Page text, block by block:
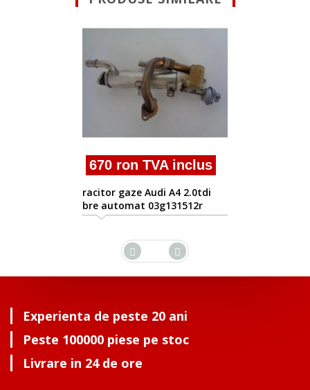
Experienta de peste 20 ani
Peste 100000 piese pe stoc
Livrare in 24 de ore